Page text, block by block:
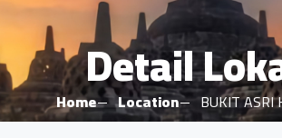
Detail
Home Location BUKIT ASRI